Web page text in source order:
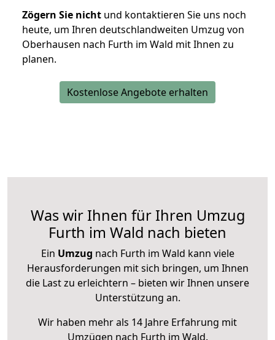
Zögern Sie nicht und kontaktieren Sie uns noch
heute, um Ihren deutschlandweiten Umzug von
Oberhausen nach Furth im Wald mit Ihnen zu
planen.
Kostenlose Angebote erhalten
Was wir Ihnen für Ihren Umzug
Furth im Wald nach bieten
Ein Umzug nach Furth im Wald kann viele
Herausforderungen mit sich bringen, um Ihnen
die Last zu erleichtern – bieten wir Ihnen unsere
Unterstützung an.
Wir haben mehr als 14 Jahre Erfahrung mit
Umzügen nach Furth im Wald.